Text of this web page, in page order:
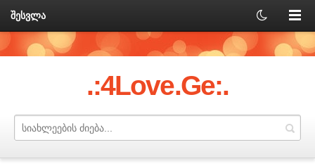
შესვლა
.:4Love.Ge:.